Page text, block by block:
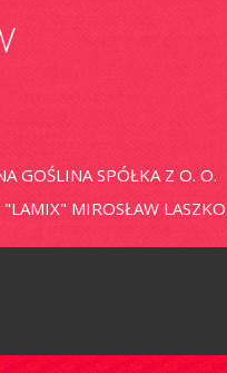
GOŚLINA SPÓŁKA Z O. O.
MIROSŁAW LASZKO